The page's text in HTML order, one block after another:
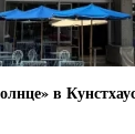
в